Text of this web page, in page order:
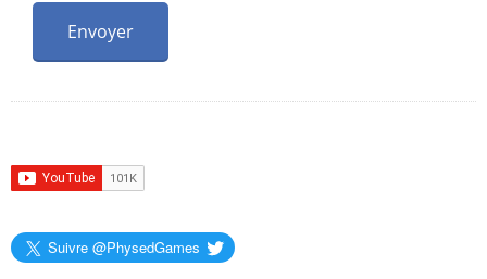
Suivre @PhysedGames